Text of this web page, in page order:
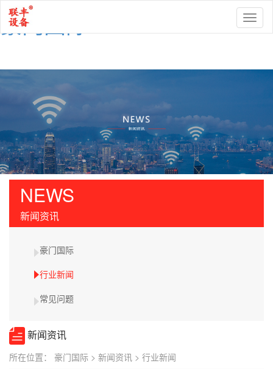
豪门国际
NEWS
新闻资讯
豪门国际
行业新闻
常见问题
新闻资讯
所在位置： 豪门国际 > 新闻资讯 > 行业新闻